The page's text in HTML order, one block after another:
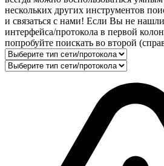
нескольких других инструментов
и связаться с нами! Если Вы не
интерфейса/протокола в первой
попробуйте поискать во второй